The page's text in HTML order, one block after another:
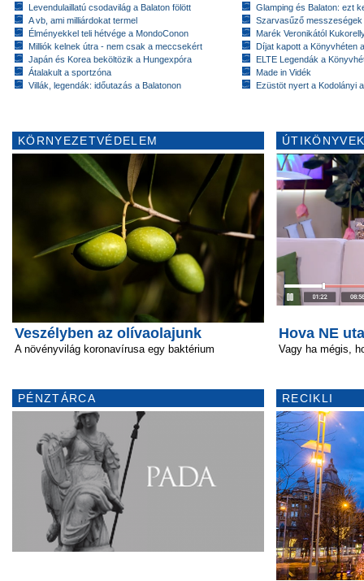
Levendulaillatú csodavilág a Balaton fölött
A vb, ami milliárdokat termel
Élményekkel teli hétvége a MondoConon
Milliók kelnek útra - nem csak a meccsekért
Japán és Korea beköltözik a Hungexpóra
Átalakult a sportzóna
Villák, legendák: időutazás a Balatonon
Glamping és Balaton: ezt
Szarvasűző messzeségek
Marék Veronikától
Díjat kapott a Könyvhéten
ELTE Legendák a
Made in Vidék
Ezüstöt nyert a Kodolányi
KÖRNYEZETVÉDELEM
Veszélyben az olívaolajunk
A növényvilág koronavírusa egy baktérium
PÉNZTÁRCA
Hova NE
Vagy ha mégis,
RECIKLI